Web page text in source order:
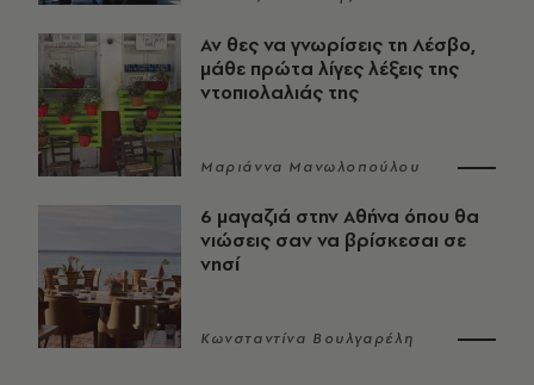
Αν θες να γνωρίσεις τη Λέσβο,
μάθε πρώτα λίγες λέξεις της
ντοπιολαλιάς της
Μαριάννα Μανωλοπούλου
6 μαγαζιά στην Αθήνα όπου θα
νιώσεις σαν να βρίσκεσαι σε
νησί
Κωνσταντίνα Βουλγαρέλη